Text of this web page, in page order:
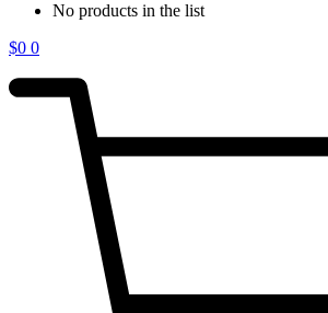
No products in the list
$0 0